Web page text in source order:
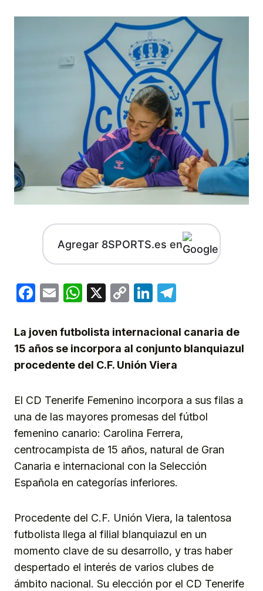
Agregar 8SPORTS.es en
Facebook
EmailWhatsApp
X
CopyLinkedIn
La joven futbolista internacional canaria de
15 años se incorpora al conjunto blanquiazul
procedente del C.F. Unión Viera
El CD Tenerife Femenino incorpora a sus filas a
una de las mayores promesas del fútbol
femenino canario: Carolina Ferrera,
centrocampista de 15 años, natural de Gran
Canaria e internacional con la Selección
Española en categorías inferiores.
Procedente del C.F. Unión Viera, la talentosa
futbolista llega al filial blanquiazul en un
momento clave de su desarrollo, y tras haber
despertado el interés de varios clubes de
ámbito nacional. Su elección por el CD Tenerife